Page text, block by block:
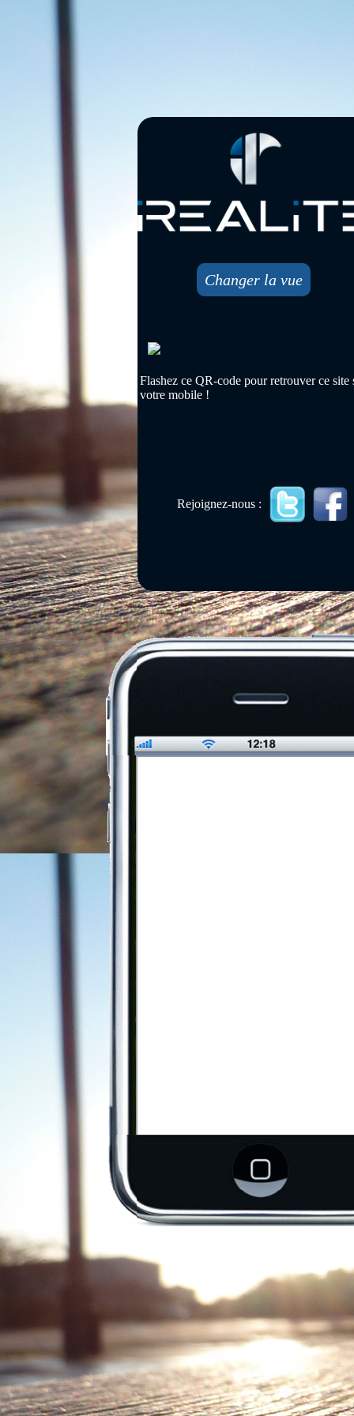
Changer la vue
Flashez ce QR-code pour retrouver ce site
votre mobile !
Rejoignez-nous :